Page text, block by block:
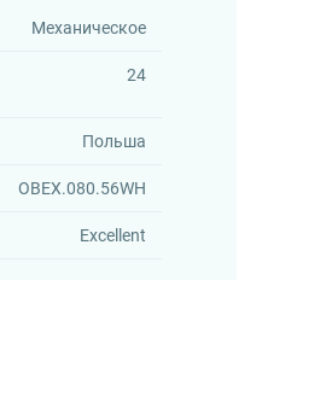
Механическое
24
Польша
OBEX.080.56WH
Excellent